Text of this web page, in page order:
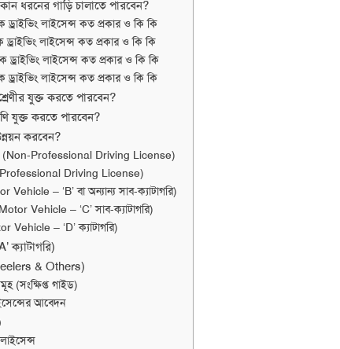
ধরনের গাড়ি চালাতে পারবেন?
ড্রাইভিং লাইসেন্স কত প্রকার ও কি কি
ড্রাইভিং লাইসেন্স কত প্রকার ও কি কি
ড্রাইভিং লাইসেন্স কত প্রকার ও কি কি
ড্রাইভিং লাইসেন্স কত প্রকার ও কি কি
যুক্ত করতে পারবেন?
যুক্ত করতে পারবেন?
করবেন?
(Non-Professional Driving License)
(Professional Driving License)
Vehicle – ‘B’ বা অন্যান্য সাব-ক্যাটাগরি)
Vehicle – ‘C’ সাব-ক্যাটাগরি)
Vehicle – ‘D’ ক্যাটাগরি)
ক্যাটাগরি)
& Others)
(সংক্ষিপ্ত গাইড)
আবেদন